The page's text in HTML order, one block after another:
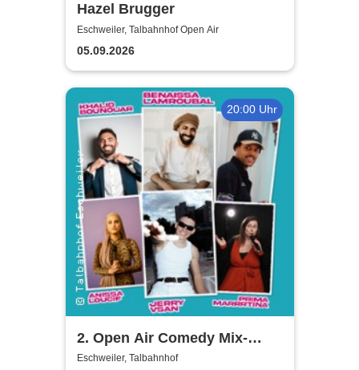
Hazel Brugger
Eschweiler, Talbahnhof Open Air
05.09.2026
20:00 Uhr
2. Open Air Comedy Mix-
Show - Khalid Bounouar,
Eschweiler, Talbahnhof